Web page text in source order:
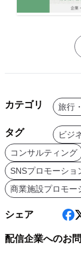
カテゴリ 旅行
タグ ビジ
コンサルティング
SNSプロモーショ
商業施設プロモー
シェア
配信企業へのお